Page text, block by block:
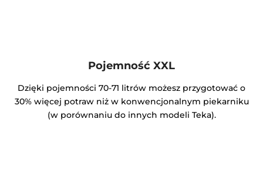
Pojemność XXL
Dzięki pojemności 70-71 litrów możesz przygotować o
30% więcej potraw niż w konwencjonalnym piekarniku
(w porównaniu do innych modeli Teka).